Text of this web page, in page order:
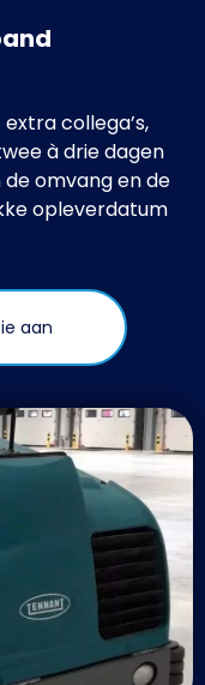
collega’s,
à drie dagen
omvang en de
opleverdatum
aan